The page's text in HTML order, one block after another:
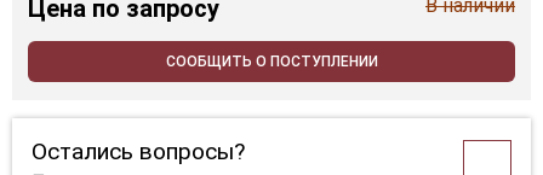
Цена по запросу В наличии
СООБЩИТЬ О ПОСТУПЛЕНИИ
Остались вопросы?